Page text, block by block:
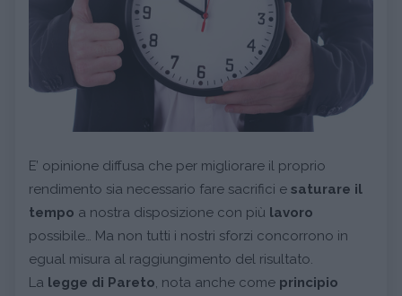
E’ opinione diffusa che per migliorare il proprio
rendimento sia necessario fare sacrifici e saturare il
tempo a nostra disposizione con più lavoro
possibile… Ma non tutti i nostri sforzi concorrono in
egual misura al raggiungimento del risultato.
La legge di Pareto , nota anche come principio